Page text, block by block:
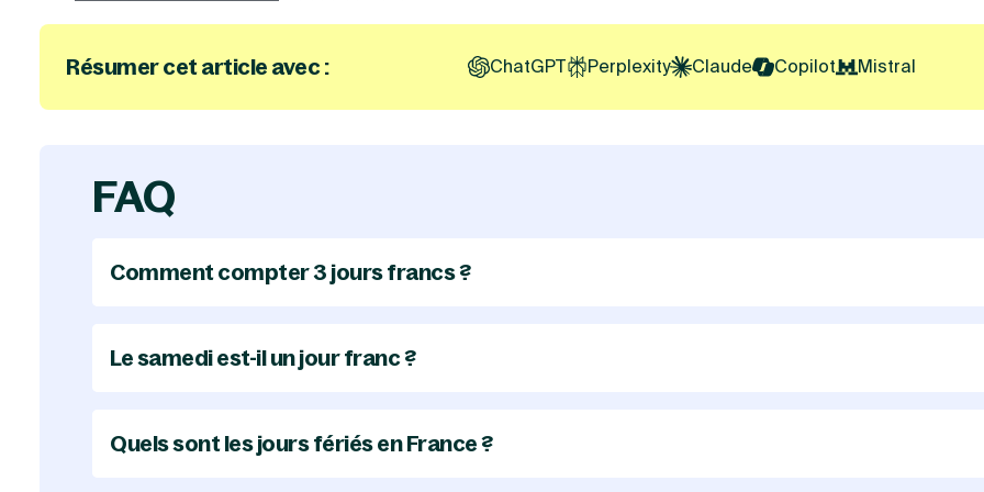
Résumer cet article avec : ChatGPT Perplexity Claude Copilot Mistral
FAQ
Comment compter 3 jours francs ?
Le samedi est-il un jour franc ?
Quels sont les jours fériés en France ?